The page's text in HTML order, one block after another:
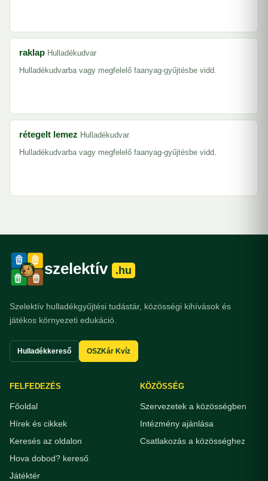
raklap Hulladékudvar
Hulladékudvarba vagy megfelelő faanyag-gyűjtésbe vidd.
rétegelt lemez Hulladékudvar
Hulladékudvarba vagy megfelelő faanyag-gyűjtésbe vidd.
szelektív .hu
Szelektív hulladékgyűjtési tudástár, közösségi kihívások és
játékos környezeti edukáció.
Hulladékkereső OSZKár Kvíz
FELFEDEZÉS
Főoldal
Hírek és cikkek
Keresés az oldalon
Hova dobod? kereső
Játéktér
KÖZÖSSÉG
Szervezetek a közösségben
Intézmény ajánlása
Csatlakozás a közösséghez